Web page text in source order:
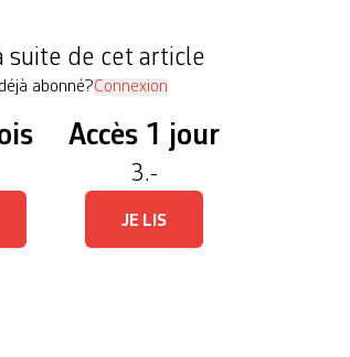
suite de cet article
abonné?Connexion
Accès 1 jour
3.-
JE LIS